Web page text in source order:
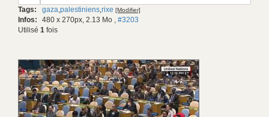
gif:
Tags: gaza,palestiniens,rixe [Modifier]
Infos: 480 x 270px, 2.13 Mo , #3203
Utilisé 1 fois